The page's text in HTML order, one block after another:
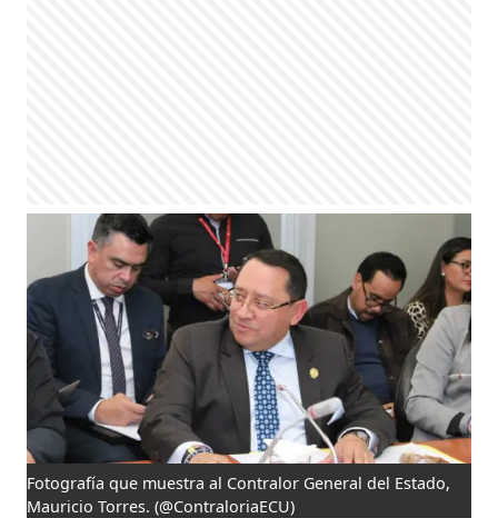
Fotografía que muestra al Contralor General del Estado,
Mauricio Torres. (@ContraloriaECU)